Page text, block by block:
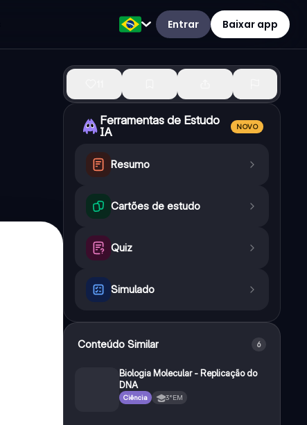
Entrar Baixar app
Ferramentas de Estudo
IA
NOVO
Resumo
Cartões de estudo
Quiz
Simulado
Conteúdo Similar 6
Biologia Molecular - Replicação do
DNA
Ciência 3°EM